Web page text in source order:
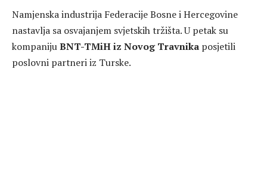
Namjenska industrija Federacije Bosne i Hercegovine
nastavlja sa osvajanjem svjetskih tržišta. U petak su
kompanijuBNT-TMiH iz Novog Travnika posjetili
poslovni partneri iz Turske.